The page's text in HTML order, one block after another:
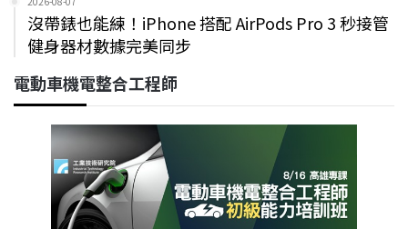
沒帶錶也能練！iPhone 搭配 AirPods Pro 3 秒接管
健身器材數據完美同步
電動車機電整合工程師